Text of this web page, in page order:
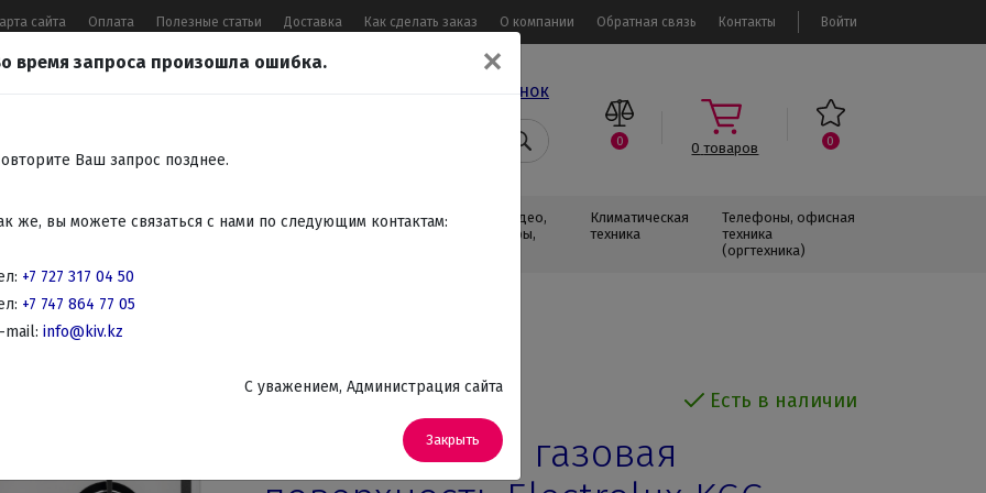
Войти
сайта Оплата Полезные статьи Доставка Как сделать заказ О компании Обратная связь Контакты
04 50 Заказать звонок
0 0 товаров 0
Встраиваемая
бытовая
Крупно
Мелко
Красота,
Аудио, Видео,
Телевизоры,
Климатическая
техника
Телефоны, офисная
техника
(оргтехника)
поверхности
Артикул: KGG 64362 W Есть в наличии
Встраиваемая газовая
✕
время запроса произошла ошибка.
Ваш запрос позднее.
же, вы можете связаться с нами по следующим контактам:
+7 727 317 04 50
+7 747 864 77 05
mail: info@kiv.kz
C уважением, Администрация сайта
Закрыть